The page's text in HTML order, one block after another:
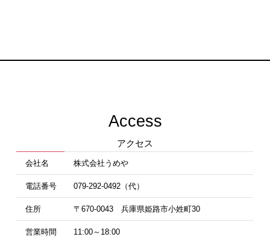
Access
アクセス
会社名 株式会社うめや
電話番号 079-292-0492（代）
住所 〒670-0043 兵庫県姫路市小姓町30
営業時間 11:00～18:00